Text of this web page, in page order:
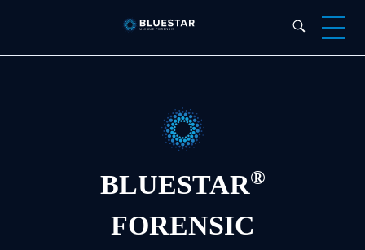
BLUESTAR®
FORENSIC